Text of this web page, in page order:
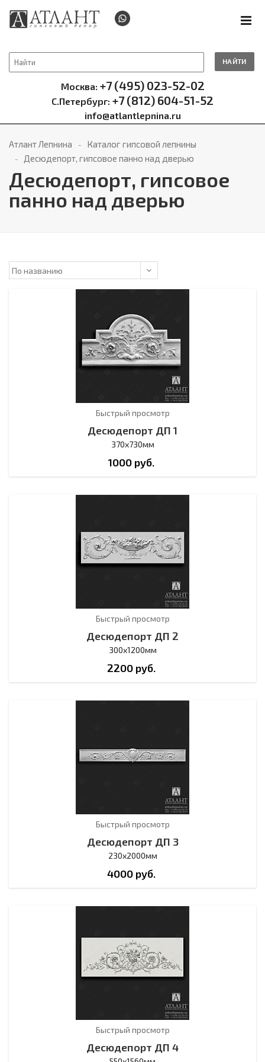
НАЙТИ
Москва: +7 (495) 023-52-02
С.Петербург: +7 (812) 604-51-52
info@atlantlepnina.ru
Атлант Лепнина
Каталог гипсовой лепнины
Десюдепорт, гипсовое панно над дверью
Десюдепорт, гипсовое
панно над дверью
Быстрый просмотр
Десюдепорт ДП 1
370х730мм
1000 руб.
Быстрый просмотр
Десюдепорт ДП 2
300х1200мм
2200 руб.
Быстрый просмотр
Десюдепорт ДП 3
230х2000мм
4000 руб.
Быстрый просмотр
Десюдепорт ДП 4